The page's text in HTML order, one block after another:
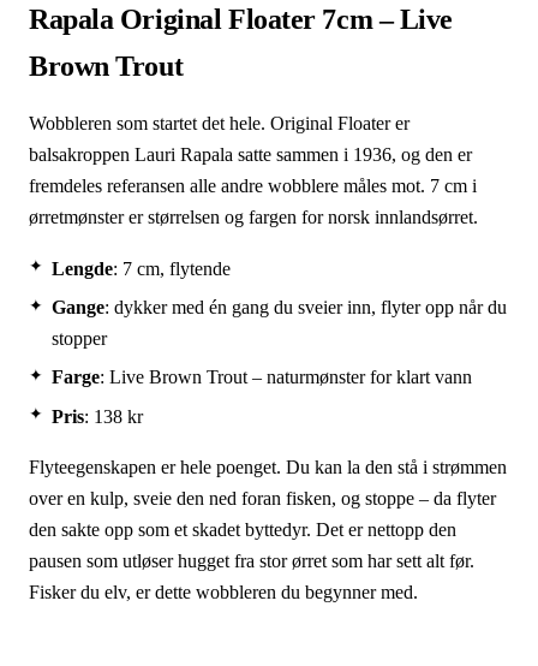
Rapala Original Floater 7cm – Live
Brown Trout
Wobbleren som startet det hele. Original Floater er
balsakroppen Lauri Rapala satte sammen i 1936, og den er
fremdeles referansen alle andre wobblere måles mot. 7 cm i
ørretmønster er størrelsen og fargen for norsk innlandsørret.
Lengde: 7 cm, flytende
Gange: dykker med én gang du sveier inn, flyter opp når du
stopper
Farge: Live Brown Trout – naturmønster for klart vann
Pris: 138 kr
Flyteegenskapen er hele poenget. Du kan la den stå i strømmen
over en kulp, sveie den ned foran fisken, og stoppe – da flyter
den sakte opp som et skadet byttedyr. Det er nettopp den
pausen som utløser hugget fra stor ørret som har sett alt før.
Fisker du elv, er dette wobbleren du begynner med.